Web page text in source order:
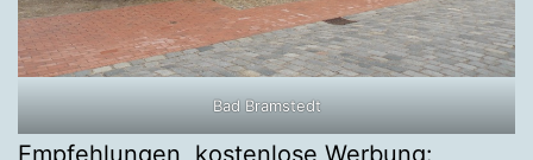
Bad Bramstedt
Empfehlungen, kostenlose Werbung: